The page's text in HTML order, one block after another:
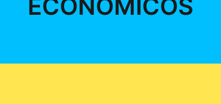
ECONÓMICOS